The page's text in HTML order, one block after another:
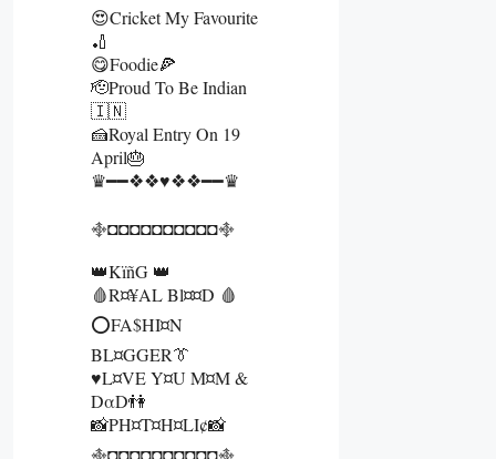
😍Cricket My Favourite
🏏
😋Foodie🍕
🫡Proud To Be Indian
🇮🇳
🍰Royal Entry On 19
April🎂
♛━━❖❖♥❖❖━━♛
࿇◘◘◘◘◘◘◘◘◘◘࿇
👑KïñG 👑
🩸R¤¥αL Βl¤¤D 🩸
⭕FA$HI¤N
BL¤GGER👔
♥️L¤VE Y¤U M¤M &
DαD👫
📸PH¤T¤H¤LI¢📸
࿇◘◘◘◘◘◘◘◘◘◘࿇